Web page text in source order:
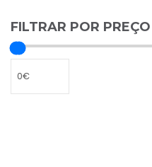
FILTRAR POR PREÇO